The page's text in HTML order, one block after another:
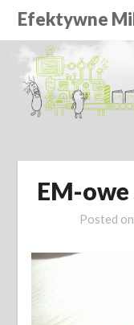
Efektywne
EM-owe
Posted on